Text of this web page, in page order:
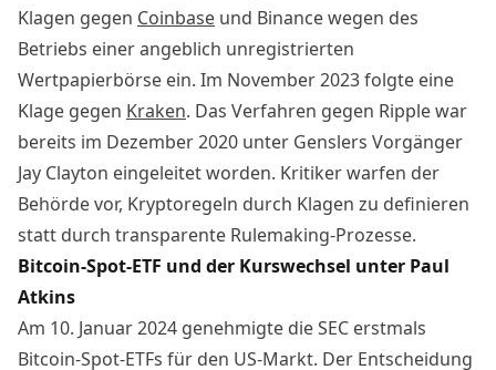
Klagen gegen Coinbase und Binance wegen des
Betriebs einer angeblich unregistrierten
Wertpapierbörse ein. Im November 2023 folgte eine
Klage gegen Kraken. Das Verfahren gegen Ripple war
bereits im Dezember 2020 unter Genslers Vorgänger
Jay Clayton eingeleitet worden. Kritiker warfen der
Behörde vor, Kryptoregeln durch Klagen zu definieren
statt durch transparente Rulemaking-Prozesse.
Bitcoin-Spot-ETF und der Kurswechsel unter Paul
Atkins
Am 10. Januar 2024 genehmigte die SEC erstmals
Bitcoin-Spot-ETFs für den US-Markt. Der Entscheidung